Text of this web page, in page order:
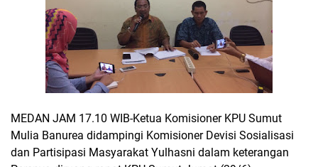
MEDAN JAM 17.10 WIB-Ketua Komisioner KPU Sumut
Mulia Banurea didampingi Komisioner Devisi Sosialisasi
dan Partisipasi Masyarakat Yulhasni dalam keterangan